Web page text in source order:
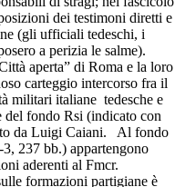
dei testimoni diretti e
(gli ufficiali tedeschi, i
a perizia le salme).
aperta” di Roma e la loro
carteggio intercorso fra il
militari italiane tedesche e
del fondo Rsi (indicato con
da Luigi Caiani. Al fondo
237 bb.) appartengono
aderenti al Fmcr.
formazioni partigiane è